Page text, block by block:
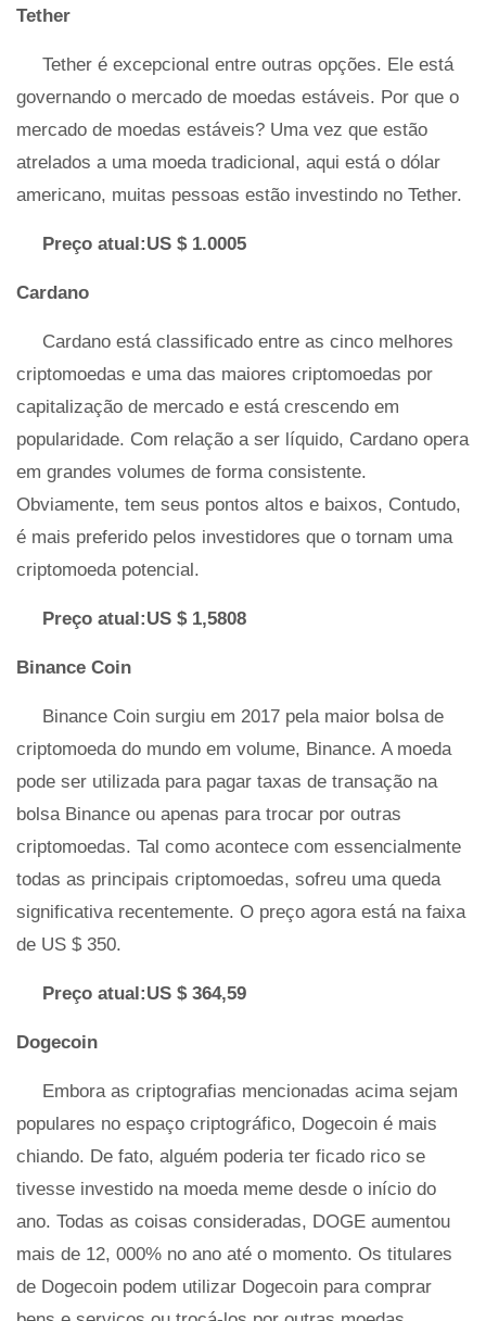
Tether
Tether é excepcional entre outras opções. Ele está
governando o mercado de moedas estáveis. Por que o
mercado de moedas estáveis? Uma vez que estão
atrelados a uma moeda tradicional, aqui está o dólar
americano, muitas pessoas estão investindo no Tether.
Preço atual:US $ 1.0005
Cardano
Cardano está classificado entre as cinco melhores
criptomoedas e uma das maiores criptomoedas por
capitalização de mercado e está crescendo em
popularidade. Com relação a ser líquido, Cardano opera
em grandes volumes de forma consistente.
Obviamente, tem seus pontos altos e baixos, Contudo,
é mais preferido pelos investidores que o tornam uma
criptomoeda potencial.
Preço atual:US $ 1,5808
Binance Coin
Binance Coin surgiu em 2017 pela maior bolsa de
criptomoeda do mundo em volume, Binance. A moeda
pode ser utilizada para pagar taxas de transação na
bolsa Binance ou apenas para trocar por outras
criptomoedas. Tal como acontece com essencialmente
todas as principais criptomoedas, sofreu uma queda
significativa recentemente. O preço agora está na faixa
de US $ 350.
Preço atual:US $ 364,59
Dogecoin
Embora as criptografias mencionadas acima sejam
populares no espaço criptográfico, Dogecoin é mais
chiando. De fato, alguém poderia ter ficado rico se
tivesse investido na moeda meme desde o início do
ano. Todas as coisas consideradas, DOGE aumentou
mais de 12, 000% no ano até o momento. Os titulares
de Dogecoin podem utilizar Dogecoin para comprar